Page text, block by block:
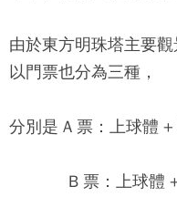
由於東方明珠塔主要
以門票也分為三種，
分別是 A 票：上球體
B 票：上球體 +